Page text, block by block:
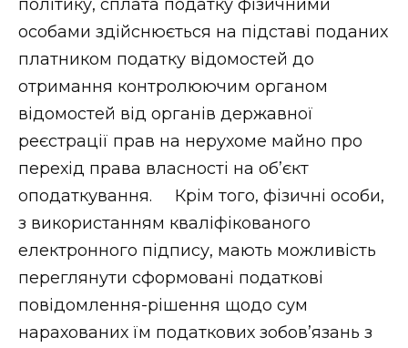
політику, сплата податку фізичними
особами здійснюється на підставі поданих
платником податку відомостей до
отримання контролюючим органом
відомостей від органів державної
реєстрації прав на нерухоме майно про
перехід права власності на об’єкт
оподаткування. Крім того, фізичні особи,
з використанням кваліфікованого
електронного підпису, мають можливість
переглянути сформовані податкові
повідомлення-рішення щодо сум
нарахованих їм податкових зобов’язань з